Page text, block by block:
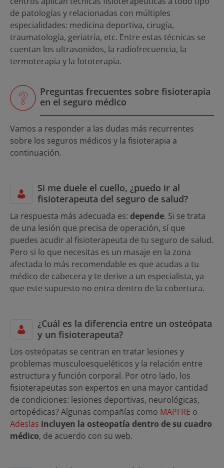
de patologías y relacionadas con múltiples
especialidades: medicina deportiva, cirugía,
traumatología, geriatría, etc. Entre estas técnicas se
cuentan los ultrasonidos, la radiofrecuencia, la
termoterapia y la fototerapia.
Preguntas frecuentes sobre fisioterapia
en el seguro médico
Vamos a responder a las dudas más recurrentes
sobre los seguros médicos y la fisioterapia a
continuación.
Si me duele el cuello, ¿puedo ir al
fisioterapeuta del seguro de salud?
La respuesta más adecuada es: depende. Si se trata
de una lesión que precisa de operación, sí que
puedes acudir al fisioterapeuta de tu seguro de salud.
Pero si lo que necesitas es un masaje en la zona
afectada lo más recomendable es que acudas a tu
médico de cabecera y te derive a un especialista, ya
que este supuesto no entra dentro de la cobertura.
¿Cuál es la diferencia entre un osteópata
y un fisioterapeuta?
Los osteópatas se centran en tratar lesiones y
problemas musculoesqueléticos y la relación entre
estructura y función corporal. Por otro lado, los
fisioterapeutas son expertos en una mayor cantidad
de condiciones: lesiones deportivas, neurológicas,
ortopédicas? Algunas compañías como MAPFRE o
Adeslas incluyen la osteopatía dentro de su cuadro
médico, de acuerdo con su web.